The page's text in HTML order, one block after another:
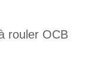
rouler OCB